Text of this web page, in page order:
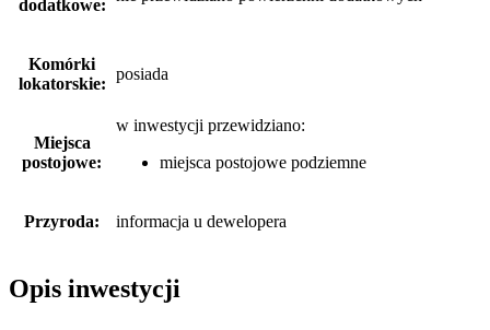
dodatkowe:
Komórki
lokatorskie:
posiada
Miejsca
postojowe:
w inwestycji przewidziano:
miejsca postojowe podziemne
Przyroda: informacja u dewelopera
Opis inwestycji